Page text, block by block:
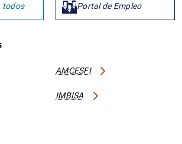
todos Portal de Empleo
AMCESFI
IMBISA